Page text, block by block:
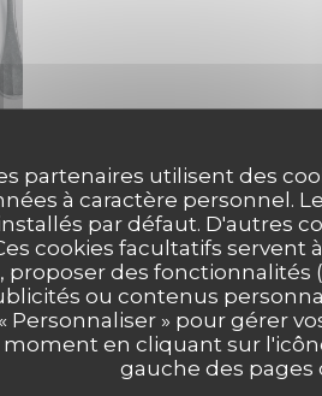
partenaires utilisent des
à caractère personnel.
par défaut. D'autres
cookies facultatifs servent
des fonctionnalités
ou contenus
Personnaliser » pour gérer
moment en cliquant sur
gauche des pages
LE